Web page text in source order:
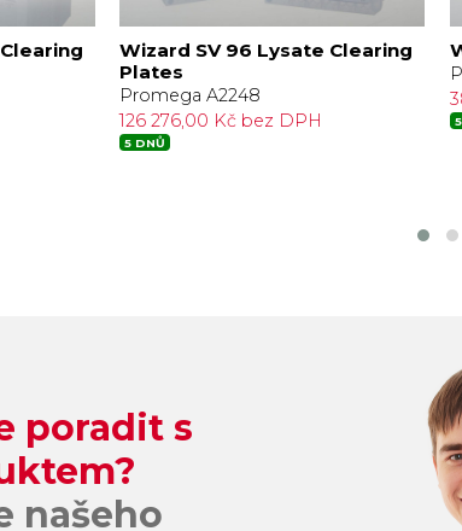
Wizard SV 96 Lysate Clearing
Plates
Promega A2248
126 276,00 Kč bez DPH
5 DNŮ
poradit s
našeho